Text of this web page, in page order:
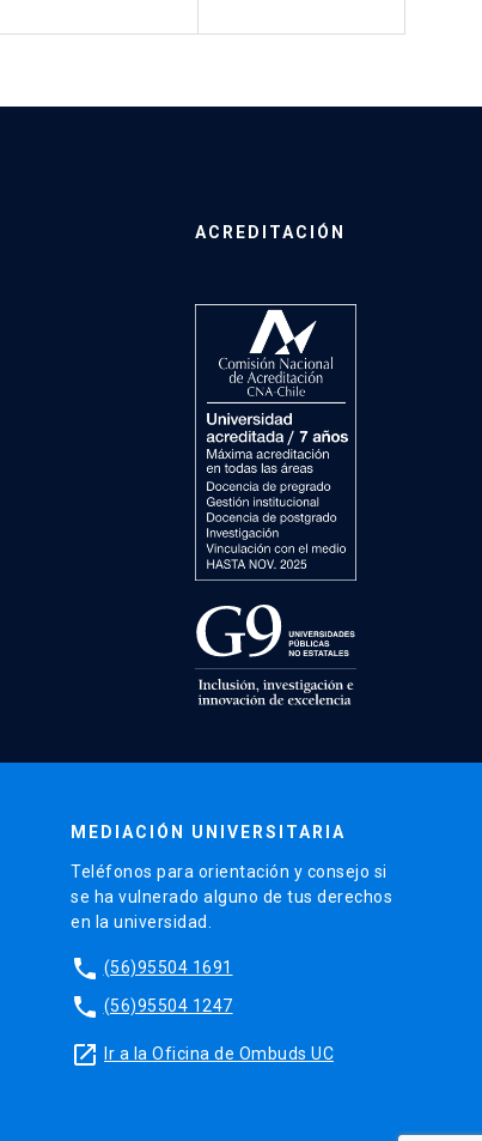
ACREDITACIÓN
MEDIACIÓN UNIVERSITARIA
Teléfonos para orientación y consejo si
se ha vulnerado alguno de tus derechos
en la universidad.
phone (56)95504 1691
phone (56)95504 1247
launch Ir a la Oficina de Ombuds UC